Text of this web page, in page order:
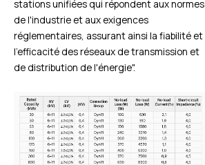
stations unifiées qui répondent aux normes
de l'industrie et aux exigences
réglementaires, assurant ainsi la fiabilité et
l'efficacité des réseaux de transmission et
de distribution de l'énergie".